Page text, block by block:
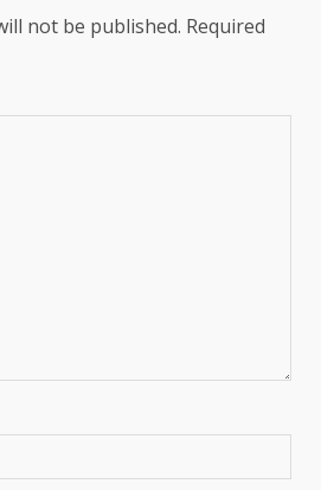
not be published. Required